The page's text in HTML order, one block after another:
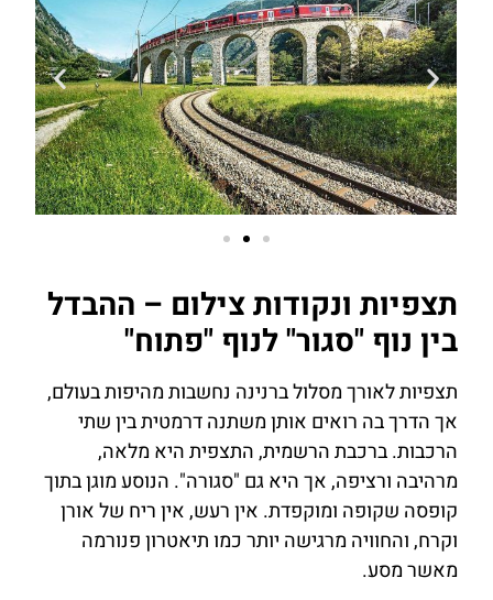
תצפיות ונקודות צילום – ההבדל
בין נוף "סגור" לנוף "פתוח"
תצפיות לאורך מסלול ברנינה נחשבות מהיפות בעולם,
אך הדרך בה רואים אותן משתנה דרמטית בין שתי
הרכבות. ברכבת הרשמית, התצפית היא מלאה,
מרהיבה ורציפה, אך היא גם "סגורה". הנוסע מוגן בתוך
קופסה שקופה ומוקפדת. אין רעש, אין ריח של אורן
וקרח, והחוויה מרגישה יותר כמו תיאטרון פנורמה
מאשר מסע.